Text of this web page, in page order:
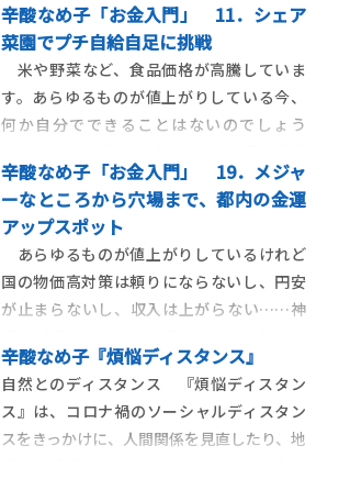
ビットコインは、2008年にサトシ・ナカモ
ト氏によって開発されました。日本人名で
すが、表に出てきたことがなく、国籍は不
明。これまでも何人もの候補が取り沙汰
辛酸なめ子「お金入門」 11．シェア
菜園でプチ自給自足に挑戦
米や野菜など、食品価格が高騰していま
す。あらゆるものが値上がりしている今、
何か自分でできることはないのでしょう
に、食糧危機が来るかもしれないので、野
菜などは自分が食べるぶんは確保した方が
いい、とアドバイスされることが多く、天
変地異の予言などもあって気になっていまし
た。いったい何が起
辛酸なめ子「お金入門」 19．メジャ
ーなところから穴場まで、都内の金運
アップスポット
あらゆるものが値上がりしているけれど
国の物価高対策は頼りにならないし、円安
が止まらないし、収入は上がらない……神
も、金運が高まるとされるスポットはいく
つかあります。私が密かに頼りにしている
ところや、新たに発見した場所をご紹介し
たいと思います。 平日でも行列ができる
辛酸なめ子『煩悩ディスタンス』
自然とのディスタンス 『煩悩ディスタン
ス』は、コロナ禍のソーシャルディスタン
スをきっかけに、人間関係を見直したり、地